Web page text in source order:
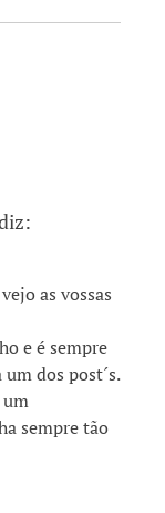
as vossas
e é sempre
dos post´s.
um
sempre tão